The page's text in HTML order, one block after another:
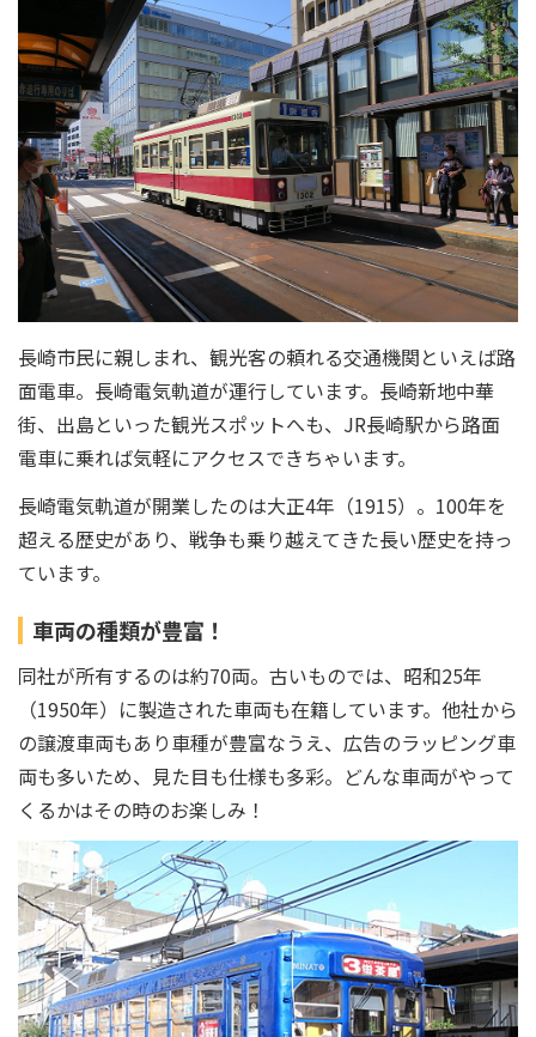
長崎市民に親しまれ、観光客の頼れる交通機関といえば路
面電車。長崎電気軌道が運行しています。長崎新地中華
街、出島といった観光スポットへも、JR長崎駅から路面
電車に乗れば気軽にアクセスできちゃいます。
長崎電気軌道が開業したのは大正4年（1915）。100年を
超える歴史があり、戦争も乗り越えてきた長い歴史を持っ
ています。
車両の種類が豊富！
同社が所有するのは約70両。古いものでは、昭和25年
（1950年）に製造された車両も在籍しています。他社から
の譲渡車両もあり車種が豊富なうえ、広告のラッピング車
両も多いため、見た目も仕様も多彩。どんな車両がやって
くるかはその時のお楽しみ！